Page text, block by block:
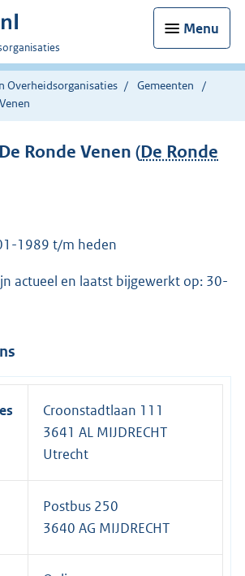
Menu
Overheidsorganisaties
Gemeenten
Ronde Venen (De Ronde
1989 t/m heden
actueel en laatst bijgewerkt op: 30-
Croonstadtlaan 111
3641 AL MIJDRECHT
Utrecht
Postbus 250
3640 AG MIJDRECHT